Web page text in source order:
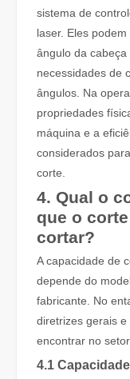
As máquinas de
sistema de
laser. Eles
ângulo da
necessidades de
ângulos. Na
propriedades
máquina e a
considerados
corte.
4. Qual o
que o
cortar?
A capacidade de
depende do
fabricante. No
diretrizes gerais
encontrar no setor.
4.1